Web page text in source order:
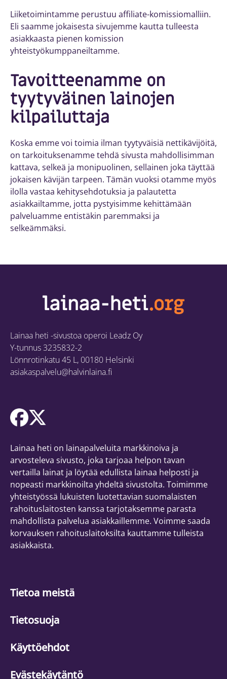
Liiketoimintamme perustuu affiliate-komissiomalliin.
Eli saamme jokaisesta sivujemme kautta tulleesta
asiakkaasta pienen komission
yhteistyökumppaneiltamme.
Tavoitteenamme on
tyytyväinen lainojen
kilpailuttaja
Koska emme voi toimia ilman tyytyväisiä nettikävijöitä,
on tarkoituksenamme tehdä sivusta mahdollisimman
kattava, selkeä ja monipuolinen, sellainen joka täyttää
jokaisen kävijän tarpeen. Tämän vuoksi otamme myös
ilolla vastaa kehitysehdotuksia ja palautetta
asiakkailtamme, jotta pystyisimme kehittämään
palveluamme entistäkin paremmaksi ja
selkeämmäksi.
Lainaa heti -sivustoa operoi Leadz Oy
Y-tunnus 3235832-2
Lönnrotinkatu 45 L, 00180 Helsinki
asiakaspalvelu@halvinlaina.fi
Lainaa heti on lainapalveluita markkinoiva ja
arvosteleva sivusto, joka tarjoaa helpon tavan
vertailla lainat ja löytää edullista lainaa helposti ja
nopeasti markkinoilta yhdeltä sivustolta. Toimimme
yhteistyössä lukuisten luotettavian suomalaisten
rahoituslaitosten kanssa tarjotaksemme parasta
mahdollista palvelua asiakkaillemme. Voimme saada
korvauksen rahoituslaitoksilta kauttamme tulleista
asiakkaista.
Tietoa meistä
Tietosuoja
Käyttöehdot
Evästekäytäntö